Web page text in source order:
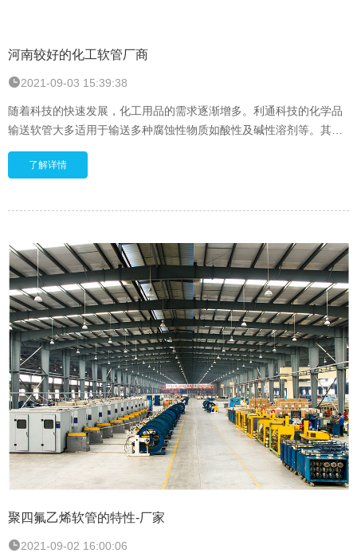
河南较好的化工软管厂商
2021-09-03 15:39:38
随着科技的快速发展，化工用品的需求逐渐增多。利通科技的化学品
输送软管大多适用于输送多种腐蚀性物质如酸性及碱性溶剂等。其超
强耐腐蚀的特性使其成为了石油化工、危险液体运输等行业的品质之
了解详情
聚四氟乙烯软管的特性-厂家
2021-09-02 16:00:06